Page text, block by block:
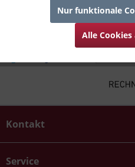
Kontakt
Service
Nur funktionale
Alle